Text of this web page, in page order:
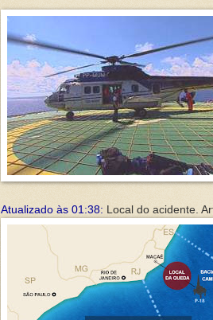
Atualizado às 01:38: Local do acidente.